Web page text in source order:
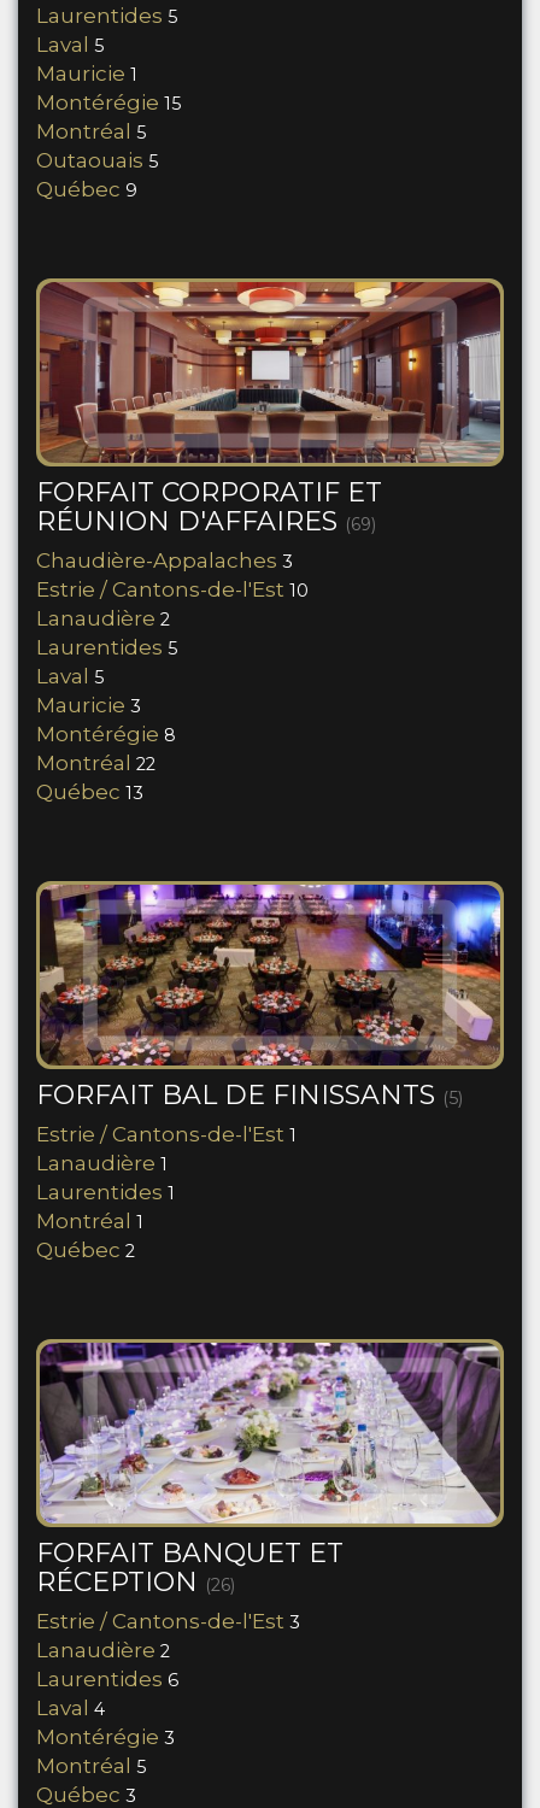
Laurentides 5
Laval 5
Mauricie 1
Montérégie 15
Montréal 5
Outaouais 5
Québec 9
FORFAIT CORPORATIF ET
RÉUNION D'AFFAIRES (69)
Chaudière-Appalaches 3
Estrie / Cantons-de-l'Est 10
Lanaudière 2
Laurentides 5
Laval 5
Mauricie 3
Montérégie 8
Montréal 22
Québec 13
FORFAIT BAL DE FINISSANTS (5)
Estrie / Cantons-de-l'Est 1
Lanaudière 1
Laurentides 1
Montréal 1
Québec 2
FORFAIT BANQUET ET
RÉCEPTION
(26)
Estrie / Cantons-de-l'Est 3
Lanaudière 2
Laurentides 6
Laval 4
Montérégie 3
Montréal 5
Québec 3